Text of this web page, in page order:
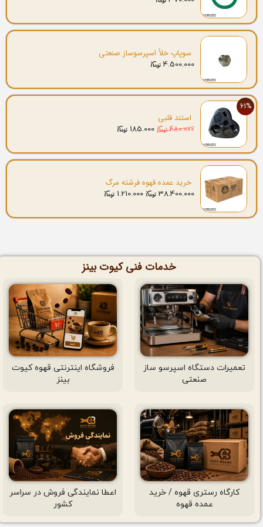
سوپاپ خلأ اسپرسوساز صنعتی
4.500.000
61%
استند قلبی
480.000
185.000
خرید عمده قهوه فرشته مرگ
38.400.000
1.210.000
خدمات فنی کیوت بینز
تعمیرات دستگاه اسپرسو ساز
صنعتی
فروشگاه اینترنتی قهوه کیوت
بینز
کارگاه رستری قهوه / خرید
عمده قهوه
اعطا نمایندگی فروش در سراسر
کشور